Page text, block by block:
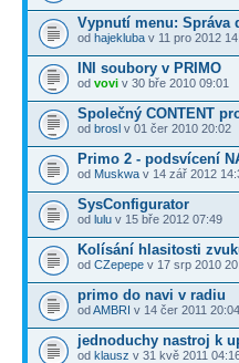
Vypnutí menu: Správa
od hajekluba v 11 pro 2012
INI soubory v PRIMO
od vovi v 30 bře 2010 09:01
Společný CONTENT
od brosl v 01 čer 2010 20:02
Primo 2 - podsvícení
od Muskwa v 14 zář 2012
SysConfigurator
od lulu v 15 bře 2012 07:49
Kolísání hlasitosti
od CZepepe v 17 srp 2010
primo do navi v radiu
odAMBRI v 14 čer 2011 20:04
jednoduchy nastroj k
od klausz v 31 kvě 2011